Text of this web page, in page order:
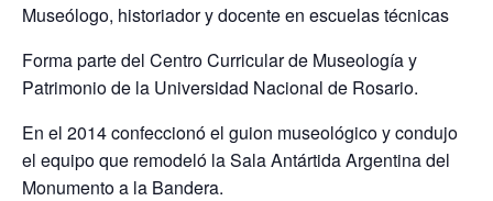
Museólogo, historiador y docente en escuelas técnicas
Forma parte del Centro Curricular de Museología y
Patrimonio de la Universidad Nacional de Rosario.
En el 2014 confeccionó el guion museológico y condujo
el equipo que remodeló la Sala Antártida Argentina del
Monumento a la Bandera.